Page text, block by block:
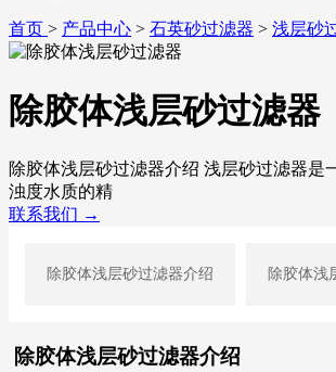
首页 > 产品中心 > 石英砂过滤器 > 浅层砂
除胶体浅层砂过滤器
除胶体浅层砂过滤器介绍 浅层砂过滤器
浊度水质的精
联系我们 →
除胶体浅层砂过滤器介绍 除胶体浅
除胶体浅层砂过滤器介绍